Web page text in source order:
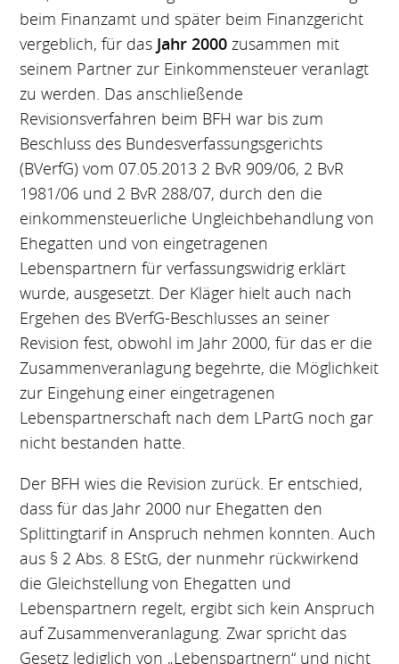
beim Finanzamt und später beim Finanzgericht
vergeblich, für das Jahr 2000 zusammen mit
seinem Partner zur Einkommensteuer veranlagt
zu werden. Das anschließende
Revisionsverfahren beim BFH war bis zum
Beschluss des Bundesverfassungsgerichts
(BVerfG) vom 07.05.2013 2 BvR 909/06, 2 BvR
1981/06 und 2 BvR 288/07, durch den die
einkommensteuerliche Ungleichbehandlung von
Ehegatten und von eingetragenen
Lebenspartnern für verfassungswidrig erklärt
wurde, ausgesetzt. Der Kläger hielt auch nach
Ergehen des BVerfG-Beschlusses an seiner
Revision fest, obwohl im Jahr 2000, für das er die
Zusammenveranlagung begehrte, die Möglichkeit
zur Eingehung einer eingetragenen
Lebenspartnerschaft nach dem LPartG noch gar
nicht bestanden hatte.
Der BFH wies die Revision zurück. Er entschied,
dass für das Jahr 2000 nur Ehegatten den
Splittingtarif in Anspruch nehmen konnten. Auch
aus § 2 Abs. 8 EStG, der nunmehr rückwirkend
die Gleichstellung von Ehegatten und
Lebenspartnern regelt, ergibt sich kein Anspruch
auf Zusammenveranlagung. Zwar spricht das
Gesetz lediglich von „Lebenspartnern“ und nicht